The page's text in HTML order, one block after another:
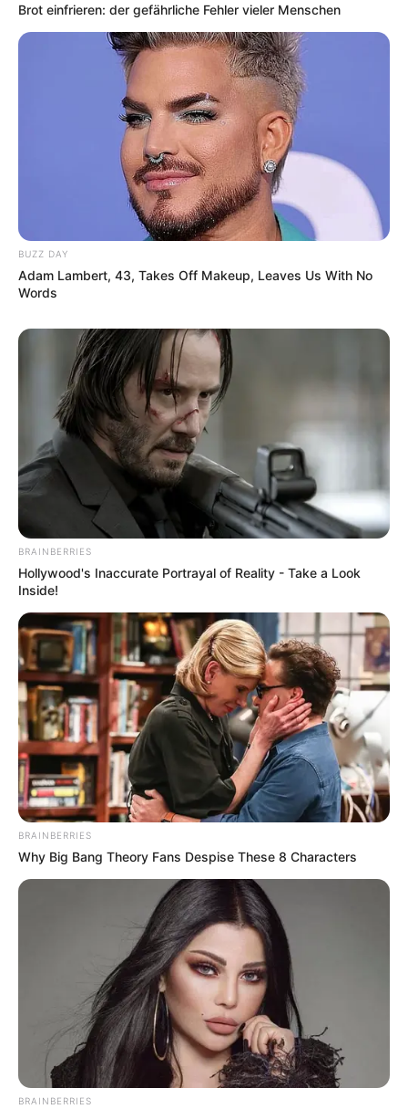
Brot einfrieren: der gefährliche Fehler vieler Menschen
BUZZ DAY
Adam Lambert, 43, Takes Off Makeup, Leaves Us With No
Words
BRAINBERRIES
Hollywood's Inaccurate Portrayal of Reality - Take a Look
Inside!
BRAINBERRIES
Why Big Bang Theory Fans Despise These 8 Characters
BRAINBERRIES